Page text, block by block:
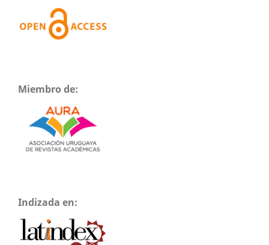
Miembro de:
Indizada en: